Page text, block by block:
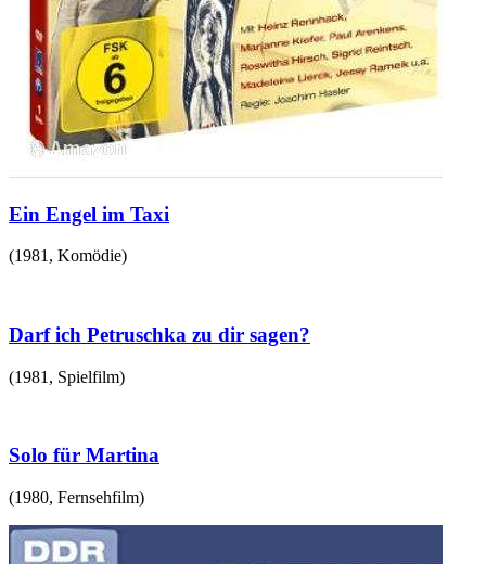
Ein Engel im Taxi
(1981 , Komödie)
Darf ich Petruschka zu dir sagen?
(1981 , Spielfilm)
Solo für Martina
(1980, Fernsehfilm)